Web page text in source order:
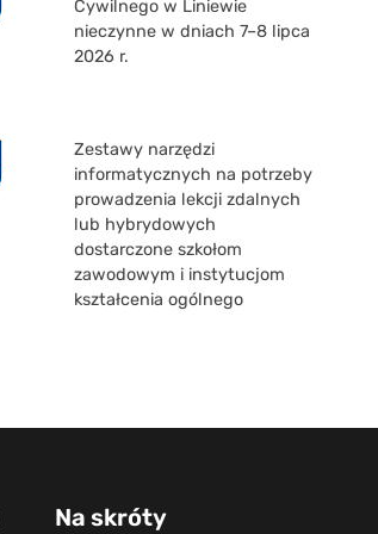
Cywilnego w Liniewie
nieczynne w dniach 7–8 lipca
2026 r.
Zestawy narzędzi
informatycznych na potrzeby
prowadzenia lekcji zdalnych
lub hybrydowych
dostarczone szkołom
zawodowym i instytucjom
kształcenia ogólnego
Na skróty